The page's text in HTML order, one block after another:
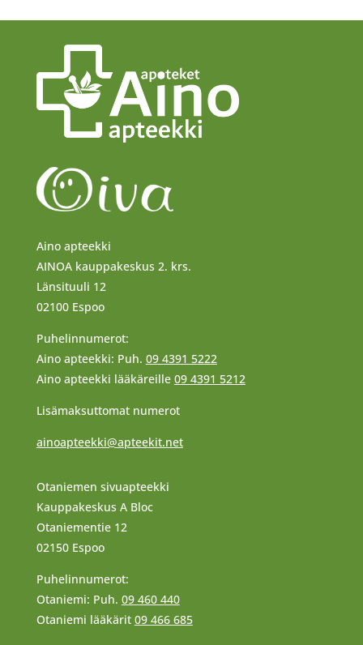
Aino apteekki
AINOA kauppakeskus 2. krs.
Länsituuli 12
02100 Espoo
Puhelinnumerot:
Aino apteekki: Puh. 09 4391 5222
Aino apteekki lääkäreille 09 4391 5212
Lisämaksuttomat numerot
ainoapteekki@apteekit.net
Otaniemen sivuapteekki
Kauppakeskus A Bloc
Otaniementie 12
02150 Espoo
Puhelinnumerot:
Otaniemi: Puh. 09 460 440
Otaniemi lääkärit 09 466 685